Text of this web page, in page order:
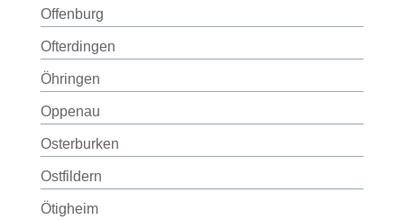
Offenburg
Ofterdingen
Öhringen
Oppenau
Osterburken
Ostfildern
Ötigheim